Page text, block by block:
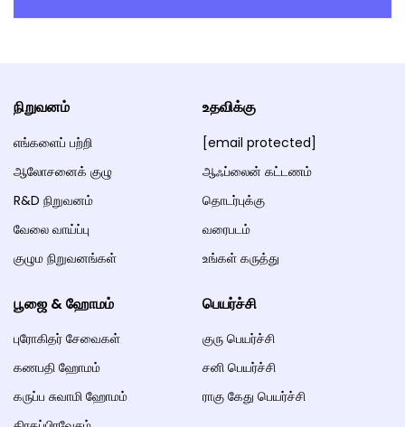
நிறுவனம்
எங்களைப் பற்றி
ஆலோசனைக் குழு
R&D நிறுவனம்
வேலை வாய்ப்பு
குழும நிறுவனங்கள்
உதவிக்கு
[email protected]
ஆஃப்லைன் கட்டணம்
தொடர்புக்கு
வரைபடம்
உங்கள் கருத்து
பூஜை & ஹோமம்
புரோகிதர் சேவைகள்
கணபதி ஹோமம்
கருப்ப சுவாமி ஹோமம்
பெயர்ச்சி
குரு பெயர்ச்சி
சனி பெயர்ச்சி
ராகு கேது பெயர்ச்சி